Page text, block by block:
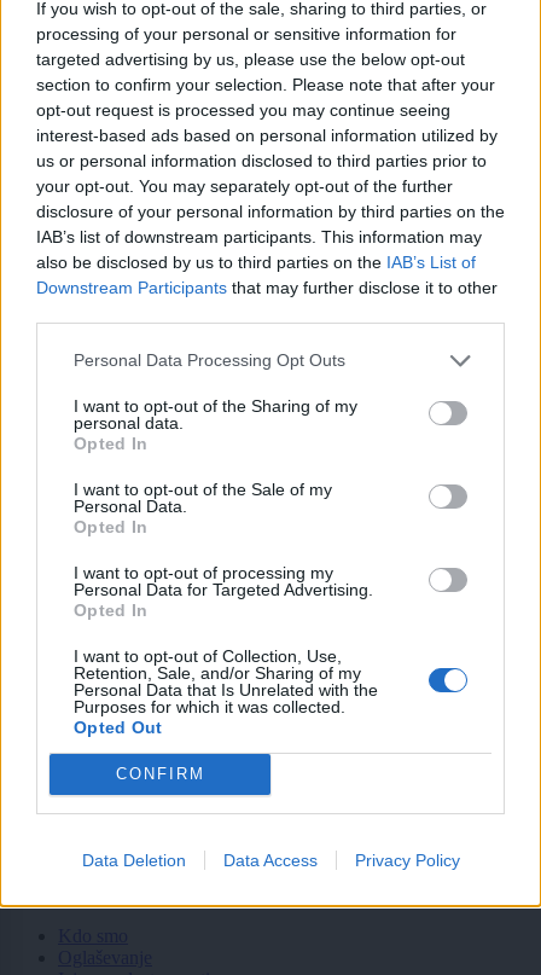
If you wish to opt-out of the sale, sharing to third parties, or
processing of your personal or sensitive information for
targeted advertising by us, please use the below opt-out
section to confirm your selection. Please note that after your
opt-out request is processed you may continue seeing
interest-based ads based on personal information utilized by
us or personal information disclosed to third parties prior to
your opt-out. You may separately opt-out of the further
disclosure of your personal information by third parties on the
IAB’s list of downstream participants. This information may
also be disclosed by us to third parties on the IAB’s List of
Downstream Participants that may further disclose it to other
Personal Data Processing Opt Outs
I want to opt-out of the Sharing of my
personal data.
Opted In
I want to opt-out of the Sale of my
Personal Data.
Opted In
I want to opt-out of processing my
Personal Data for Targeted Advertising.
Opted In
I want to opt-out of Collection, Use,
Retention, Sale, and/or Sharing of my
Personal Data that Is Unrelated with the
Purposes for which it was collected.
Opted Out
CONFIRM
Data Deletion Data Access Privacy Policy
Imaš novico, informacijo, fotografijo ali video, ki bi nas utegnila
zanimati? Najboljše nagradimo.
Moji Mediji d.o.o.
sobotainfo.com•mariborinfo.com•ptujinfo.com•pomurec.com
tvidea.si
Vse pravice pridržane © 2026
Tematike
Slovenija
Svet
Politika
Kronika
Zdravje
Šport
Scena
Zadnje novice
Rubrike
Dogodki
Igre
Forum
Prijavi se na cajtng